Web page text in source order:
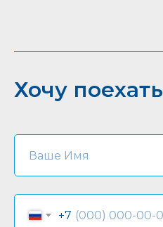
Хочу поехать
+7